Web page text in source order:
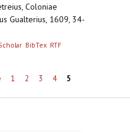
Coloniae
Gualterius, 1609, 34-
BibTex RTF
1 2 3 4 5